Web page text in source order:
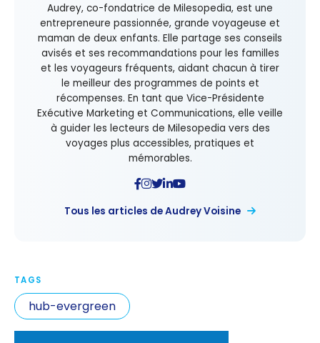
Audrey, co-fondatrice de Milesopedia, est une
entrepreneure passionnée, grande voyageuse et
maman de deux enfants. Elle partage ses conseils
avisés et ses recommandations pour les familles
et les voyageurs fréquents, aidant chacun à tirer
le meilleur des programmes de points et
récompenses. En tant que Vice-Présidente
Exécutive Marketing et Communications, elle veille
à guider les lecteurs de Milesopedia vers des
voyages plus accessibles, pratiques et
mémorables.
Tous les articles de Audrey Voisine
TAGS
hub-evergreen